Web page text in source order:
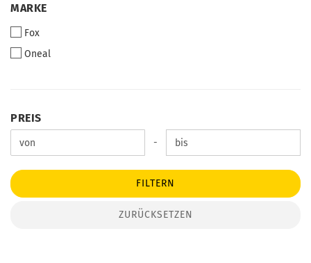
MARKE
MARKE
Fox
Oneal
PREIS
PREIS
Preis bis -
FILTERN
ZURÜCKSETZEN